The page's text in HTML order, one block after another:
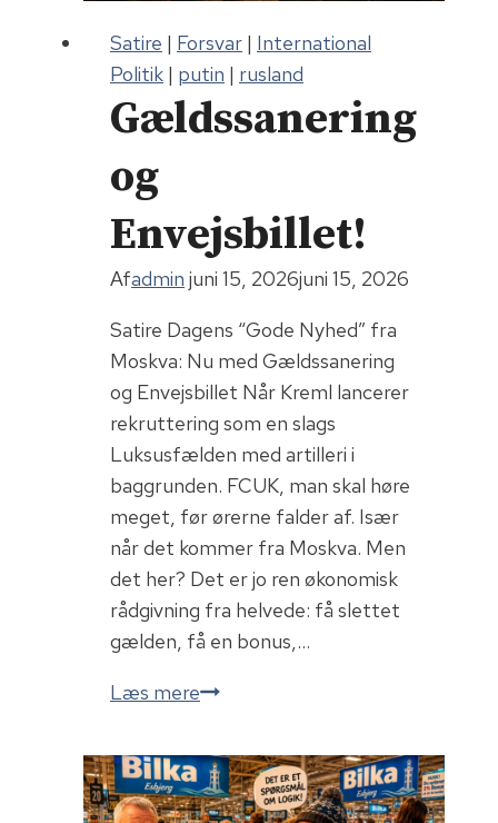
Satire | Forsvar | International
Politik | putin | rusland
Gældssanering
og
Envejsbillet!
Afadmin juni 15, 2026juni 15, 2026
Satire Dagens “Gode Nyhed” fra
Moskva: Nu med Gældssanering
og Envejsbillet Når Kreml lancerer
rekruttering som en slags
Luksusfælden med artilleri i
baggrunden. FCUK, man skal høre
meget, før ørerne falder af. Især
når det kommer fra Moskva. Men
det her? Det er jo ren økonomisk
rådgivning fra helvede: få slettet
gælden, få en bonus,…
Læs mereGældssanering
Envejsbillet!